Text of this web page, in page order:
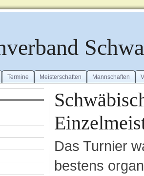
Termine Meisterschaften Mannschaften
Das Turnier
bestens